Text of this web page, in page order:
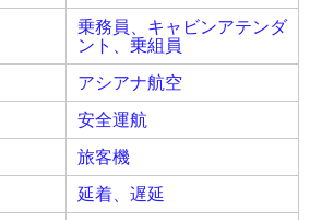
乗務員、キャビンアテンダ
ント、乗組員
アシアナ航空
安全運航
旅客機
延着、遅延